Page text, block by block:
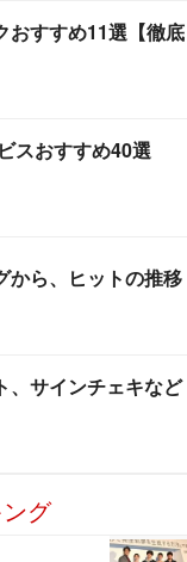
おすすめ11選【徹底
スおすすめ40選
から、ヒットの推移
、サインチェキなど
グ